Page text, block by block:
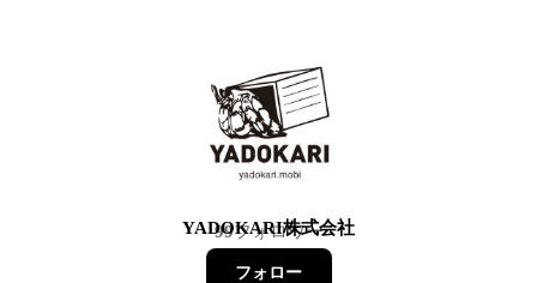
YADOKARI株式会社
99フォロワー
フォロー